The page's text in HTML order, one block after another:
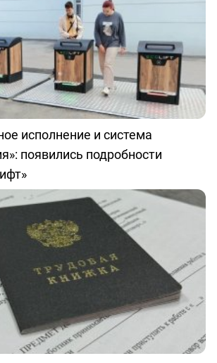
исполнение и система
появились подробности